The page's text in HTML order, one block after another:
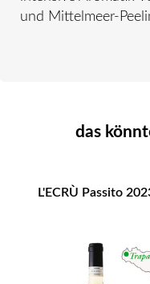
und Mittelmeer-
das
L'ECRÙ Passito